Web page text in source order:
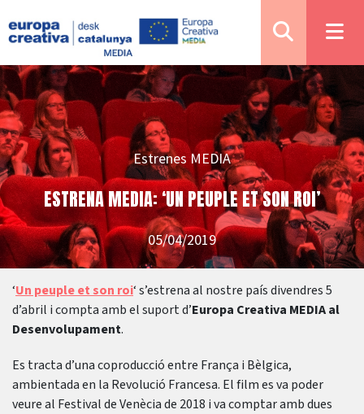
Estrenes MEDIA
ESTRENA MEDIA: ‘UN PEUPLE ET SON ROI’
05/04/2019
‘Un peuple et son roi‘ s’estrena al nostre país divendres 5
d’abril i compta amb el suport d’Europa Creativa MEDIA al
Desenvolupament.
Es tracta d’una coproducció entre França i Bèlgica,
ambientada en la Revolució Francesa. El film es va poder
veure al Festival de Venècia de 2018 i va comptar amb dues